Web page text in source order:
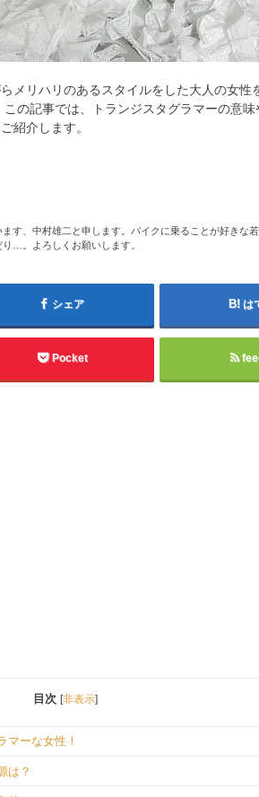
メリハリのあるスタイルをした大人の女性
の記事では、トランジスタグラマーの意
紹介します。
す、中村雄二と申します。バイクに乗ることが好きな
…。よろしくお願いします。
シェア は
Pocket
目次 [非表示]
マーな女性！
は？